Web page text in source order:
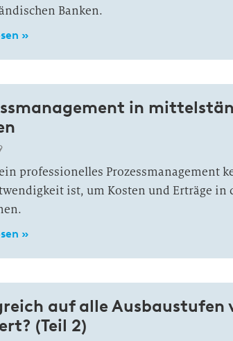
Banken.
»
in
professionelles Prozessmanagement
ist, um Kosten und Erträge in
»
auf alle Ausbaustufen
(Teil 2)